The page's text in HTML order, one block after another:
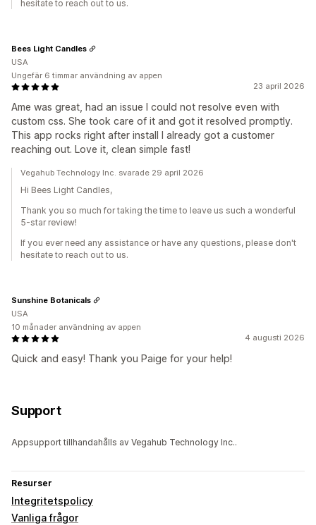
hesitate to reach out to us.
23 april 2026
Ame was great, had an issue I could not resolve even with
custom css. She took care of it and got it resolved promptly.
This app rocks right after install I already got a customer
reaching out. Love it, clean simple fast!
Bees Light Candles
USA
Ungefär 6 timmar användning av appen
Vegahub Technology Inc. svarade 29 april 2026
Hi Bees Light Candles,
Thank you so much for taking the time to leave us such a wonderful
5-star review!
If you ever need any assistance or have any questions, please don't
hesitate to reach out to us.
4 augusti 2026
Quick and easy! Thank you Paige for your help!
Sunshine Botanicals
USA
10 månader användning av appen
Support
Appsupport tillhandahålls av Vegahub Technology Inc..
Resurser
Integritetspolicy
Vanliga frågor